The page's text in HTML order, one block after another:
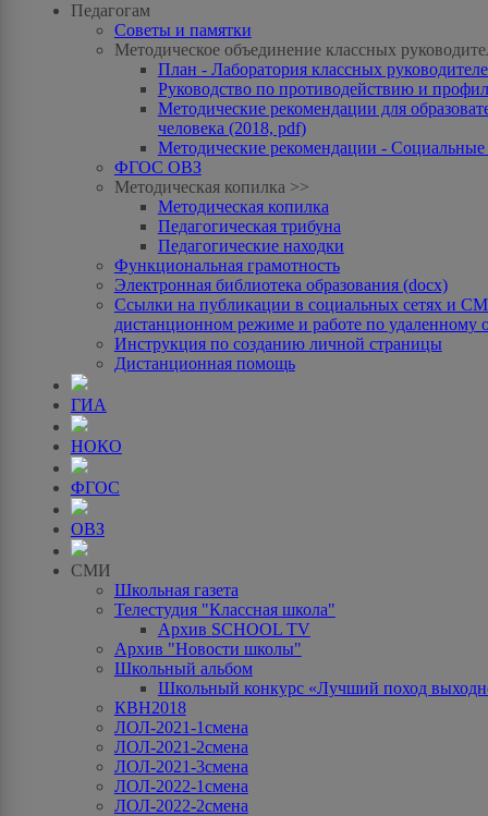
Педагогам
Советы и памятки
Методическое объединение классных
План - Лаборатория классных
Руководство по противодействию и
Методические рекомендации для
человека (2018, pdf)
Методические рекомендации -
ФГОС ОВЗ
Методическая копилка >>
Методическая копилка
Педагогическая трибуна
Педагогические находки
Функциональная грамотность
Электронная библиотека образования (docx)
Ссылки на публикации в социальных сетях и
дистанционном режиме и работе по удаленному
Инструкция по созданию личной страницы
Дистанционная помощь
ГИА
НОКО
ФГОС
ОВЗ
СМИ
Школьная газета
Телестудия "Классная школа"
Архив SCHOOL TV
Архив "Новости школы"
Школьный альбом
Школьный конкурс «Лучший поход
КВН2018
ЛОЛ-2021-1смена
ЛОЛ-2021-2смена
ЛОЛ-2021-3смена
ЛОЛ-2022-1смена
ЛОЛ-2022-2смена